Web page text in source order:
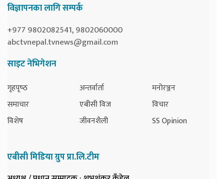
विज्ञापनका लागि सम्पर्क
+977 9802082541, 9802060000
abctvnepal.tvnews@gmail.com
साइट नेभिगेशन
गृहपृष्‍ठ
समाचार
विशेष
अन्तर्वार्ता
एबीसी विज
जीवनशैली
मनोरञ्जन
विचार
SS Opinion
एबीसी मिडिया ग्रुप प्रा.लि.टीम